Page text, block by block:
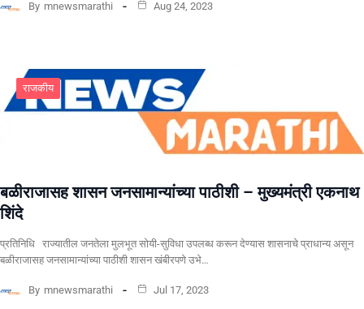
By mnewsmarathi Aug 24, 2023
राजकीय
बळीराजासह शासन जनसामान्यांच्या पाठीशी – मुख्यमंत्री एकनाथ
शिंदे
प्रतिनिधि राज्यातील जनतेला मुलभूत सोयी-सुविधा उपलब्ध करून देण्यास शासनाचे प्राधान्य असून
बळीराजासह जनसामान्यांच्या पाठीशी शासन खंबीरपणे उभे…
By mnewsmarathi Jul 17, 2023